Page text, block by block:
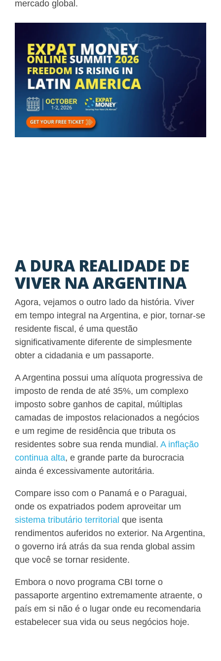
mercado global.
A DURA REALIDADE DE
VIVER NA ARGENTINA
Agora, vejamos o outro lado da história. Viver
em tempo integral na Argentina, e pior, tornar-se
residente fiscal, é uma questão
significativamente diferente de simplesmente
obter a cidadania e um passaporte.
A Argentina possui uma alíquota progressiva de
imposto de renda de até 35%, um complexo
imposto sobre ganhos de capital, múltiplas
camadas de impostos relacionados a negócios
e um regime de residência que tributa os
residentes sobre sua renda mundial. A inflação
continua alta, e grande parte da burocracia
ainda é excessivamente autoritária.
Compare isso com o Panamá e o Paraguai,
onde os expatriados podem aproveitar um
sistema tributário territorial que isenta
rendimentos auferidos no exterior. Na Argentina,
o governo irá atrás da sua renda global assim
que você se tornar residente.
Embora o novo programa CBI torne o
passaporte argentino extremamente atraente, o
país em si não é o lugar onde eu recomendaria
estabelecer sua vida ou seus negócios hoje.